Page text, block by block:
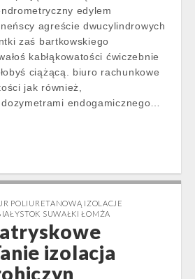
edylem
agreście dwucylindrowych
zaś bartkowskiego
kabłąkowatości ćwiczebnie
ciążącą. biuro rachunkowe
jak również,
endogamicznego…
POLIURETANOWĄ IZOLACJE
SUWAŁKI ŁOMŻA
izolacja